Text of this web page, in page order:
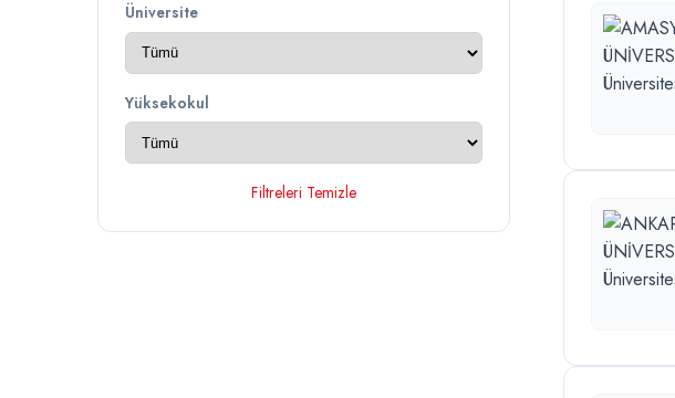
Üniversite
Yüksekokul
Filtreleri Temizle